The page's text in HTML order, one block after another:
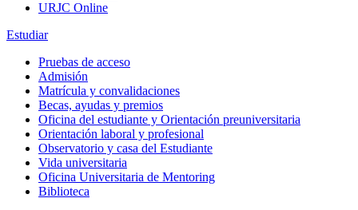
URJC Online
Estudiar
Pruebas de acceso
Admisión
Matrícula y convalidaciones
Becas, ayudas y premios
Oficina del estudiante y Orientación preuniversitaria
Orientación laboral y profesional
Observatorio y casa del Estudiante
Vida universitaria
Oficina Universitaria de Mentoring
Biblioteca